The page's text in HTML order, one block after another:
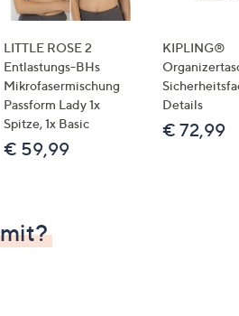
LITTLE ROSE 2
Entlastungs-BHs
Mikrofasermischung
Passform Lady 1x
Spitze, 1x Basic
€ 59,99
KIPLING®
Details
€ 72,99